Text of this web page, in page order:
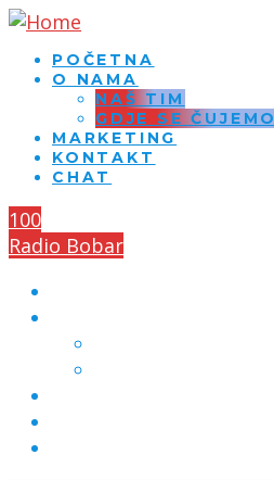
POČETNA
O NAMA
NAŠ TIM
GDJE SE ČUJEMO
MARKETING
KONTAKT
CHAT
100
Radio Bobar